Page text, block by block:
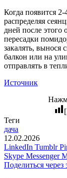
Когда появится
распределяя
дней после этого
пересадки
закалять, вынося
балкон или на
отправлять в
Источник
Теги
дача
12.02.2026
LinkedIn Tumblr
Skype Messenger
Поделиться